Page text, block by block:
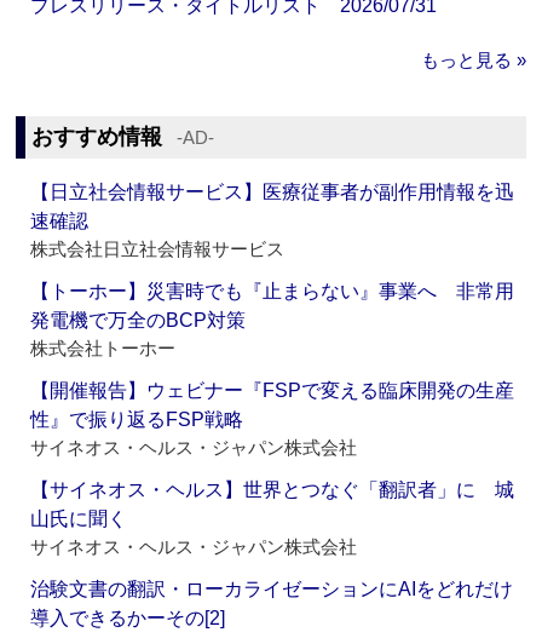
プレスリリース・タイトルリスト 2026/07/31
もっと見る »
おすすめ情報 ‐AD‐
【日立社会情報サービス】医療従事者が副作用情報を迅
速確認
株式会社日立社会情報サービス
【トーホー】災害時でも『止まらない』事業へ 非常用
発電機で万全のBCP対策
株式会社トーホー
【開催報告】ウェビナー『FSPで変える臨床開発の生産
性』で振り返るFSP戦略
サイネオス・ヘルス・ジャパン株式会社
【サイネオス・ヘルス】世界とつなぐ「翻訳者」に 城
山氏に聞く
サイネオス・ヘルス・ジャパン株式会社
治験文書の翻訳・ローカライゼーションにAIをどれだけ
導入できるかーその[2]